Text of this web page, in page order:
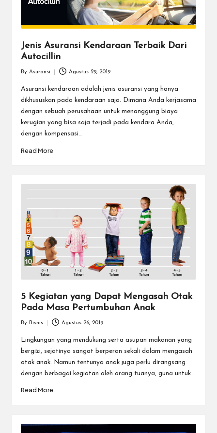
Jenis Asuransi Kendaraan Terbaik Dari
Autocillin
by
By Asuransi Agustus 29, 2019
Asuransi kendaraan adalah jenis asuransi yang hanya
dikhususkan pada kendaraan saja. Dimana Anda kerjasama
dengan sebuah perusahaan untuk menanggung biaya
kerugian yang bisa saja terjadi pada kendara Anda,
dengan kompensasi…
Read More
5 Kegiatan yang Dapat Mengasah Otak
Pada Masa Pertumbuhan Anak
by
By Bisnis Agustus 26, 2019
Lingkungan yang mendukung serta asupan makanan yang
bergizi, sejatinya sangat berperan sekali dalam mengasah
otak anak. Namun tentunya anak juga perlu dirangsang
dengan berbagai kegiatan oleh orang tuanya, guna untuk…
Read More